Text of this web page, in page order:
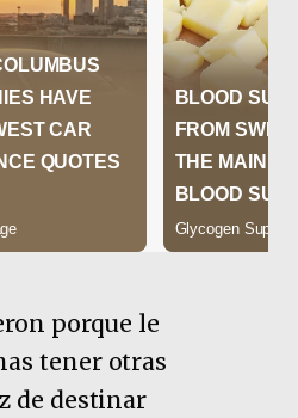
porque le
tener otras
de destinar